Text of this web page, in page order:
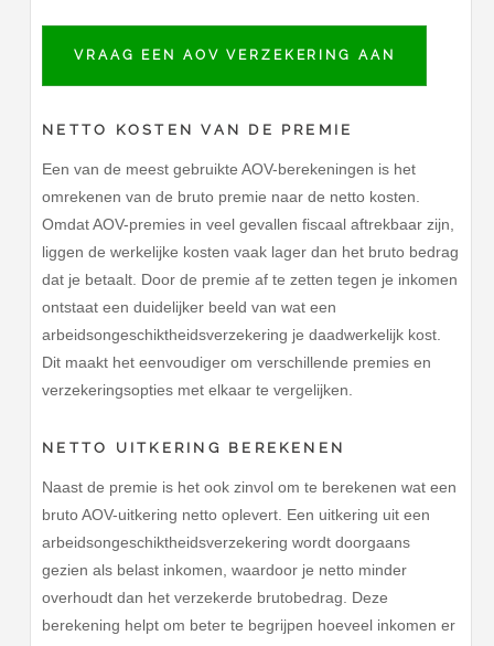
VRAAG EEN AOV VERZEKERING AAN
NETTO KOSTEN VAN DE PREMIE
Een van de meest gebruikte AOV-berekeningen is het
omrekenen van de bruto premie naar de netto kosten.
Omdat AOV-premies in veel gevallen fiscaal aftrekbaar zijn,
liggen de werkelijke kosten vaak lager dan het bruto bedrag
dat je betaalt. Door de premie af te zetten tegen je inkomen
ontstaat een duidelijker beeld van wat een
arbeidsongeschiktheidsverzekering je daadwerkelijk kost.
Dit maakt het eenvoudiger om verschillende premies en
verzekeringsopties met elkaar te vergelijken.
NETTO UITKERING BEREKENEN
Naast de premie is het ook zinvol om te berekenen wat een
bruto AOV-uitkering netto oplevert. Een uitkering uit een
arbeidsongeschiktheidsverzekering wordt doorgaans
gezien als belast inkomen, waardoor je netto minder
overhoudt dan het verzekerde brutobedrag. Deze
berekening helpt om beter te begrijpen hoeveel inkomen er